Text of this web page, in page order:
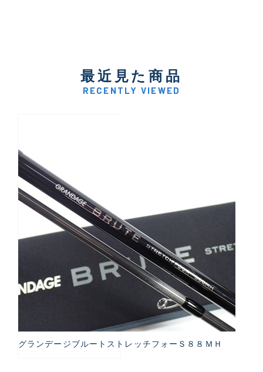
最近見た商品
RECENTLY VIEWED
グランデージブルートストレッチフォーＳ８８ＭＨ